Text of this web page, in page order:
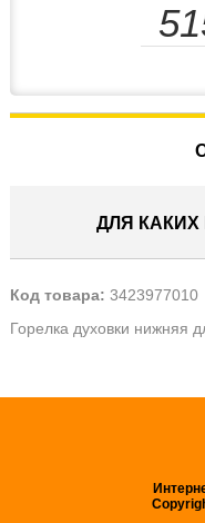
ДЛЯ
Код товара: 3423977010
Горелка духовки нижняя